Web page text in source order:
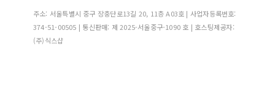
주소: 서울특별시 중구 장충단로13길 20, 11층 A03호 | 사업자등록번호:
374-51-00505 | 통신판매: 제 2025-서울중구-1090 호 | 호스팅제공자:
(주)식스샵